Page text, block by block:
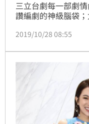
三立台劇每一部劇
讚編劇的神級腦袋
張嘴臉，絕對讓所有
劇惡女小三們被「
吧！
2019/10/28 08:55